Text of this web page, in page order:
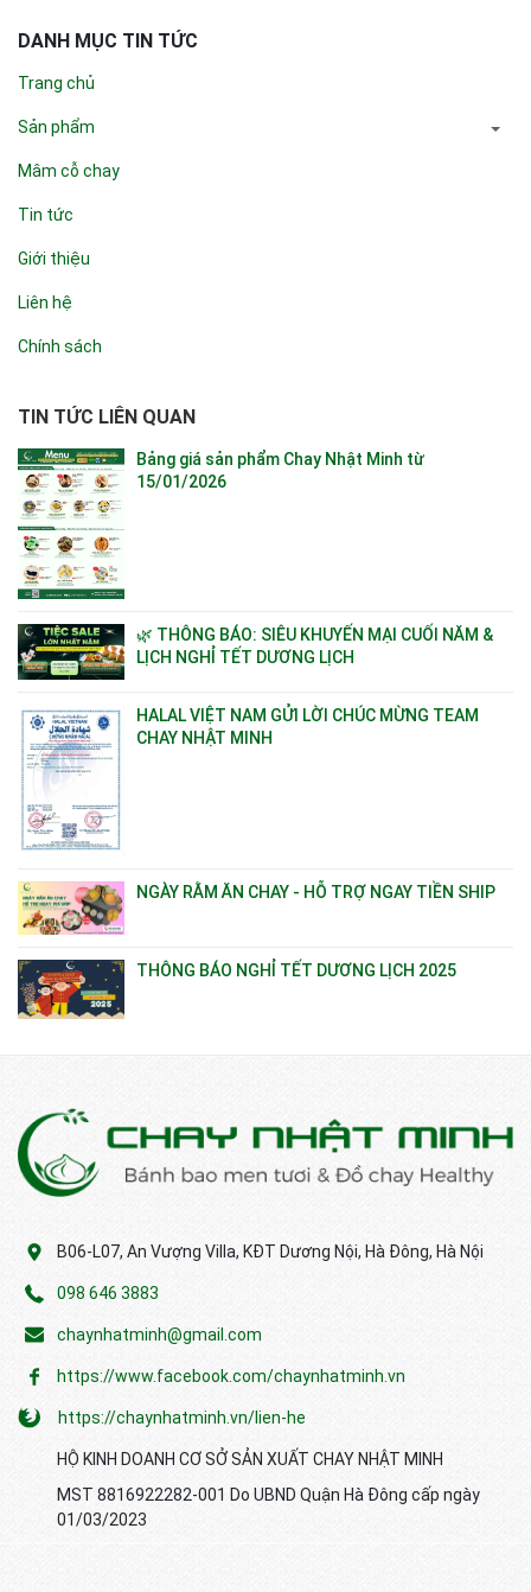
DANH MỤC TIN TỨC
Trang chủ
Sản phẩm
Mâm cỗ chay
Tin tức
Giới thiệu
Liên hệ
Chính sách
TIN TỨC LIÊN QUAN
Bảng giá sản phẩm Chay Nhật Minh từ
15/01/2026
🌿 THÔNG BÁO: SIÊU KHUYẾN MẠI CUỐI NĂM &
LỊCH NGHỈ TẾT DƯƠNG LỊCH
HALAL VIỆT NAM GỬI LỜI CHÚC MỪNG TEAM
CHAY NHẬT MINH
NGÀY RẰM ĂN CHAY - HỖ TRỢ NGAY TIỀN SHIP
THÔNG BÁO NGHỈ TẾT DƯƠNG LỊCH 2025
B06-L07, An Vượng Villa, KĐT Dương Nội, Hà Đông, Hà Nội
098 646 3883
chaynhatminh@gmail.com
https://www.facebook.com/chaynhatminh.vn
https://chaynhatminh.vn/lien-he
HỘ KINH DOANH CƠ SỞ SẢN XUẤT CHAY NHẬT MINH
MST 8816922282-001 Do UBND Quận Hà Đông cấp ngày
01/03/2023